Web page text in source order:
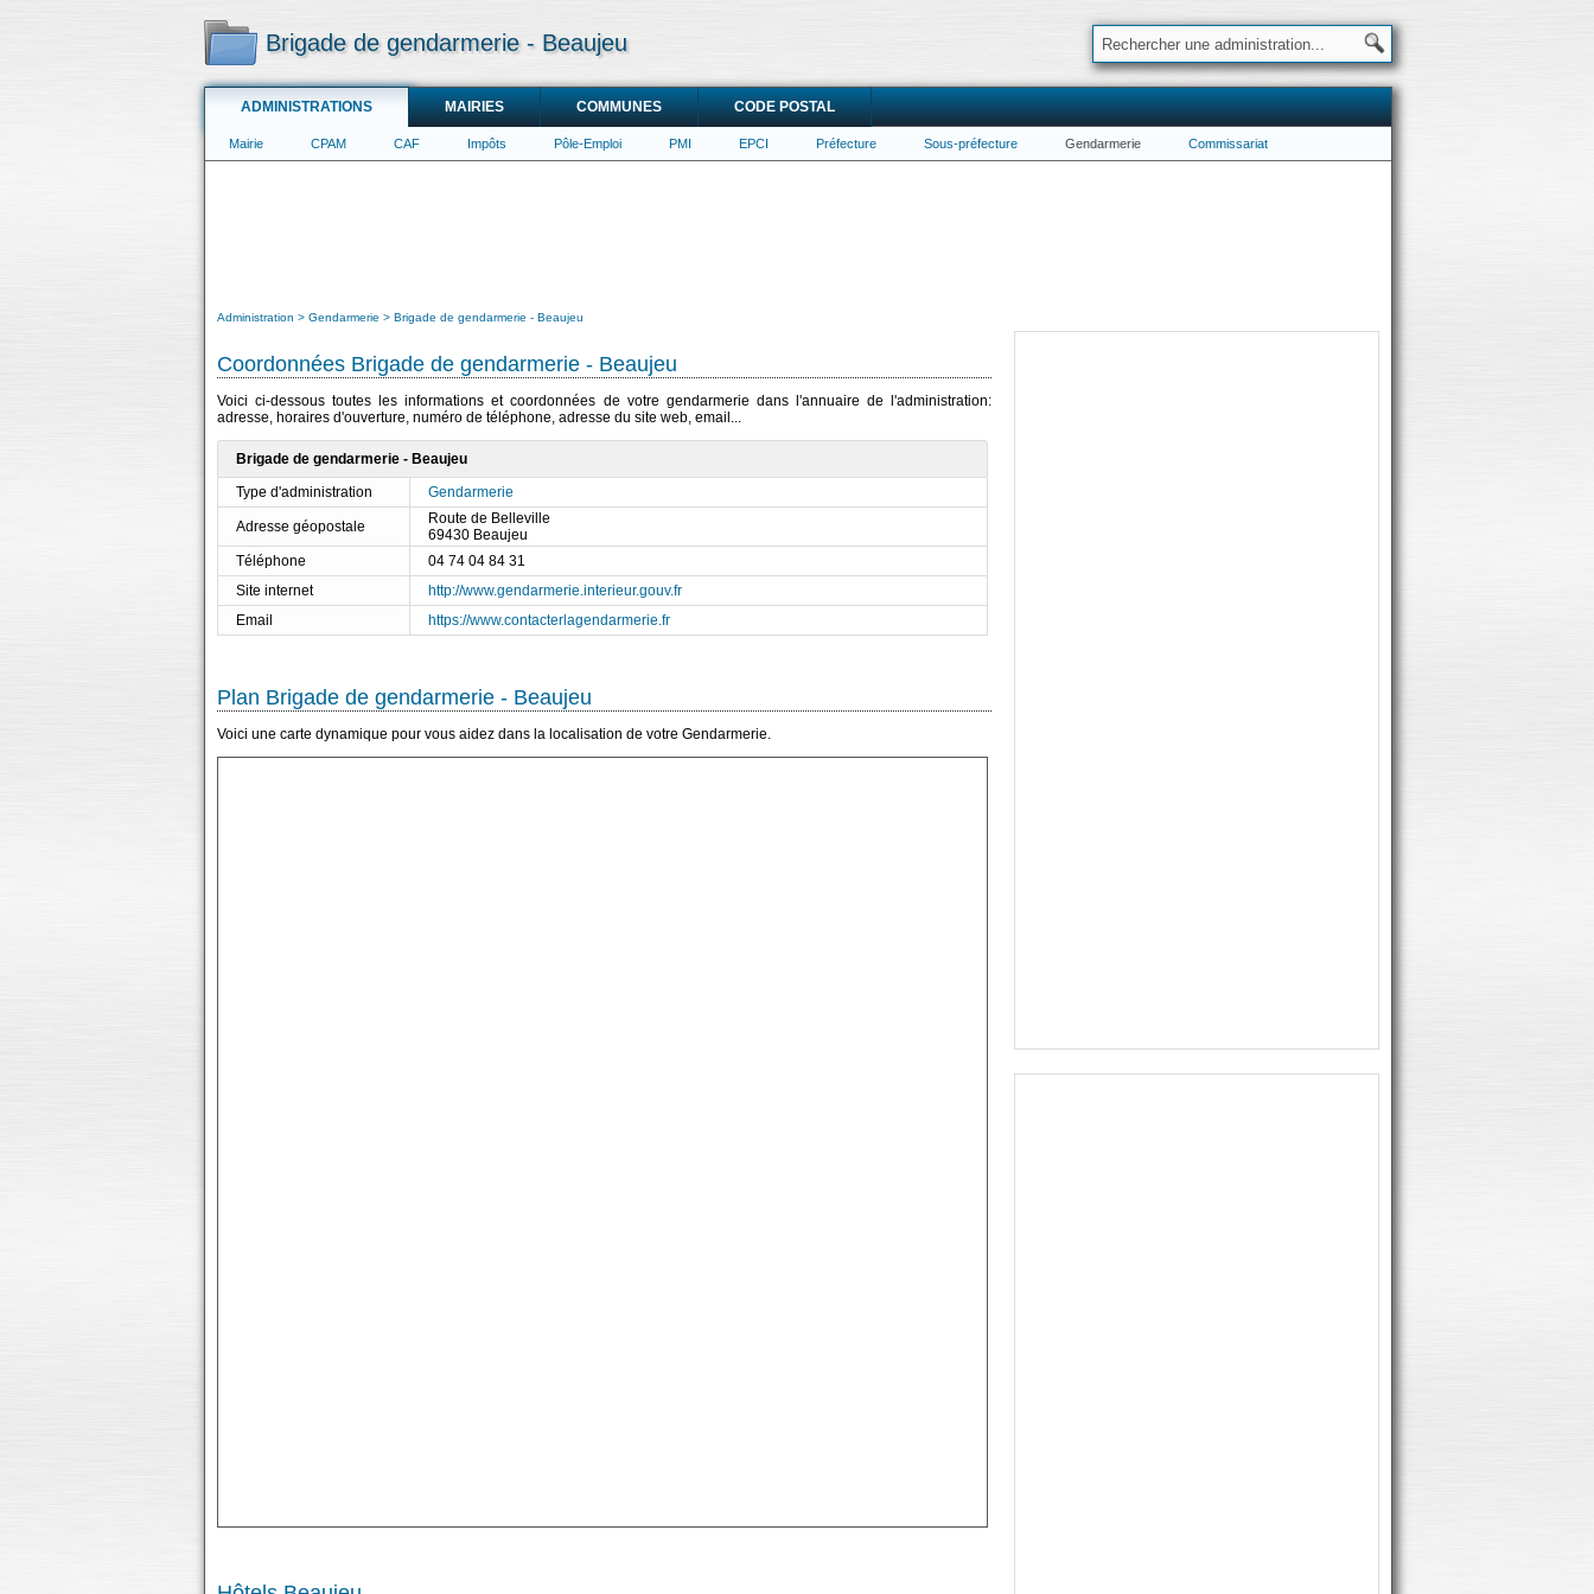
Brigade de gendarmerie - Beaujeu
ADMINISTRATIONS MAIRIES COMMUNES CODE POSTAL
Mairie CPAM CAF Impôts Pôle-Emploi PMI EPCI Préfecture Sous-préfecture Gendarmerie Commissariat
Administration Gendarmerie Brigade de gendarmerie - Beaujeu
Coordonnées Brigade de gendarmerie - Beaujeu
Voici ci-dessous toutes les informations et coordonnées de votre gendarmerie dans l'annuaire de l'administration:
adresse, horaires d'ouverture, numéro de téléphone, adresse du site web, email...
Brigade de gendarmerie - Beaujeu
Type d'administration
Gendarmerie
Adresse géopostale
Route de Belleville
69430 Beaujeu
Téléphone
04 74 04 84 31
Site internet
http://www.gendarmerie.interieur.gouv.fr
Email
https://www.contacterlagendarmerie.fr
Plan Brigade de gendarmerie - Beaujeu
Voici une carte dynamique pour vous aidez dans la localisation de votre Gendarmerie.